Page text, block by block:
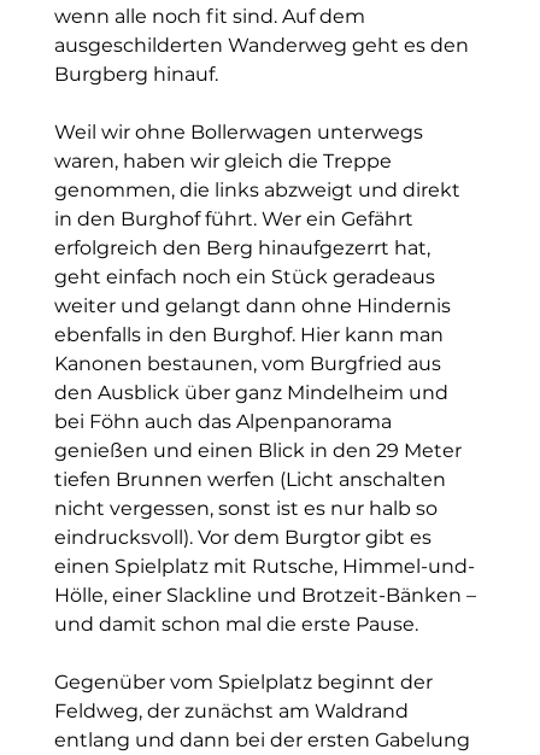
wenn alle noch fit sind. Auf dem
ausgeschilderten Wanderweg geht es den
Burgberg hinauf.
Weil wir ohne Bollerwagen unterwegs
waren, haben wir gleich die Treppe
genommen, die links abzweigt und direkt
in den Burghof führt. Wer ein Gefährt
erfolgreich den Berg hinaufgezerrt hat,
geht einfach noch ein Stück geradeaus
weiter und gelangt dann ohne Hindernis
ebenfalls in den Burghof. Hier kann man
Kanonen bestaunen, vom Burgfried aus
den Ausblick über ganz Mindelheim und
bei Föhn auch das Alpenpanorama
genießen und einen Blick in den 29 Meter
tiefen Brunnen werfen (Licht anschalten
nicht vergessen, sonst ist es nur halb so
eindrucksvoll). Vor dem Burgtor gibt es
einen Spielplatz mit Rutsche, Himmel-und-
Hölle, einer Slackline und Brotzeit-Bänken –
und damit schon mal die erste Pause.
Gegenüber vom Spielplatz beginnt der
Feldweg, der zunächst am Waldrand
entlang und dann bei der ersten Gabelung